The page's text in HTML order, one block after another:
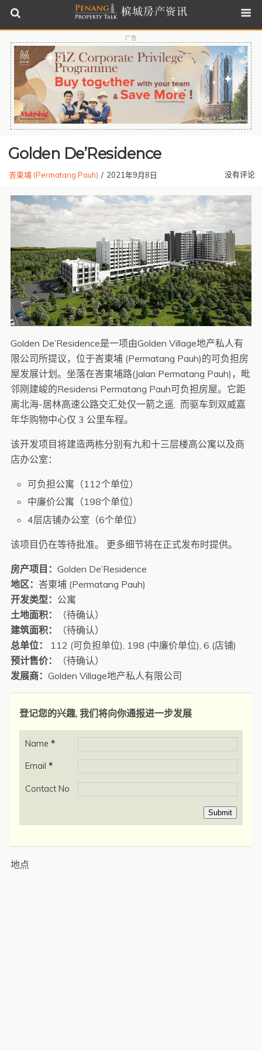
广告
Golden De’Residence
峇東埔 (Permatang Pauh) / 2021年9月8日 没有评论
Golden De’Residence是一项由Golden Village地产私人有
限公司所提议，位于峇東埔 (Permatang Pauh)的可负担房
屋发展计划。坐落在峇東埔路(Jalan Permatang Pauh)，毗
邻刚建峻的Residensi Permatang Pauh可负担房屋。它距
离北海-居林高速公路交汇处仅一箭之遥, 而驱车到双威嘉
年华购物中心仅 3 公里车程。
该开发项目将建造两栋分别有九和十三层楼高公寓以及商
店办公室：
可负担公寓（112个单位）
中廉价公寓（198个单位）
4层店铺办公室（6个单位）
该项目仍在等待批准。 更多细节将在正式发布时提供。
房产项目： Golden De’Residence
地区： 峇東埔 (Permatang Pauh)
开发类型： 公寓
土地面积：
（待确认）
建筑面积：
（待确认）
总单位：
112 (可负担单位), 198 (中廉价单位), 6 (店铺)
预计售价：
（待确认）
发展商： Golden Village地产私人有限公司
登记您的兴趣, 我们将向你通报进一步发展
Name *
Email *
Contact No
Submit
地点